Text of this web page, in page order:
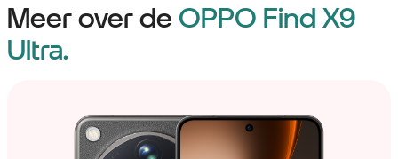
Meer over de OPPO Find X9
Ultra.